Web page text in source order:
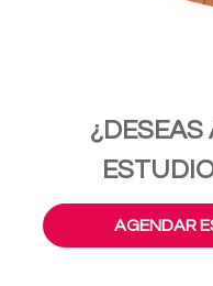
¿DESEAS
AGENDAR